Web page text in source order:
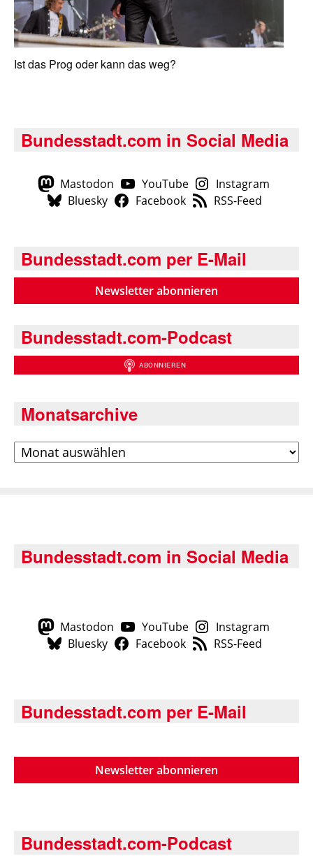
Ist das Prog oder kann das weg?
Bundesstadt.com in Social Media
Mastodon YouTube
Instagram
Bluesky
Facebook RSS-Feed
Bundesstadt.com per E-Mail
Newsletter abonnieren
Bundesstadt.com-Podcast
Monatsarchive
Archiv
Bundesstadt.com in Social Media
Mastodon YouTube
Instagram
Bluesky
Facebook RSS-Feed
Bundesstadt.com per E-Mail
Newsletter abonnieren
Bundesstadt.com-Podcast